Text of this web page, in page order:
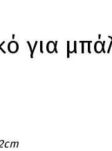
για